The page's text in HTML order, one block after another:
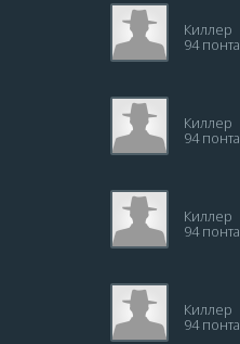
Киллер
94 понта
Киллер
94 понта
Киллер
94 понта
Киллер
94 понта